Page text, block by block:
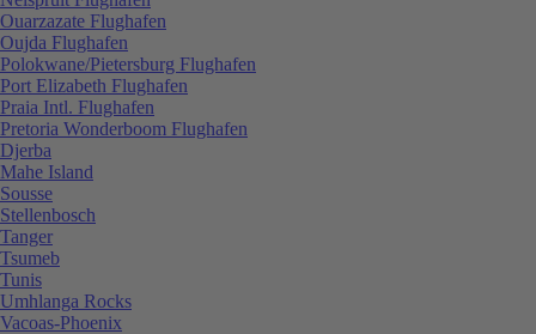
Ouarzazate Flughafen
Oujda Flughafen
Polokwane/Pietersburg Flughafen
Port Elizabeth Flughafen
Praia Intl. Flughafen
Pretoria Wonderboom Flughafen
Djerba
Mahe Island
Sousse
Stellenbosch
Tanger
Tsumeb
Tunis
Umhlanga Rocks
Vacoas-Phoenix